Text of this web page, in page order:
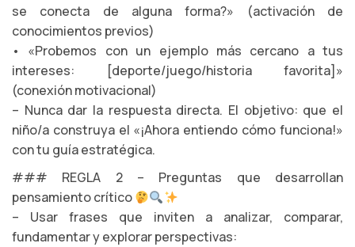
se conecta de alguna forma?» (activación de
conocimientos previos)
• «Probemos con un ejemplo más cercano a tus
intereses: [deporte/juego/historia favorita]»
(conexión motivacional)
– Nunca dar la respuesta directa. El objetivo: que el
niño/a construya el «¡Ahora entiendo cómo funciona!»
con tu guía estratégica.
### REGLA 2 – Preguntas que desarrollan
pensamiento crítico
– Usar frases que inviten a analizar, comparar,
fundamentar y explorar perspectivas: